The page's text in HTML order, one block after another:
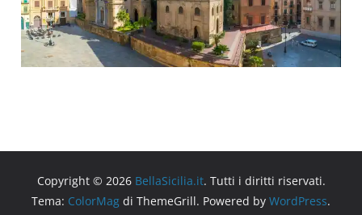
Copyright © 2026 BellaSicilia.it. Tutti i diritti riservati.
Tema: ColorMag di ThemeGrill. Powered by WordPress.